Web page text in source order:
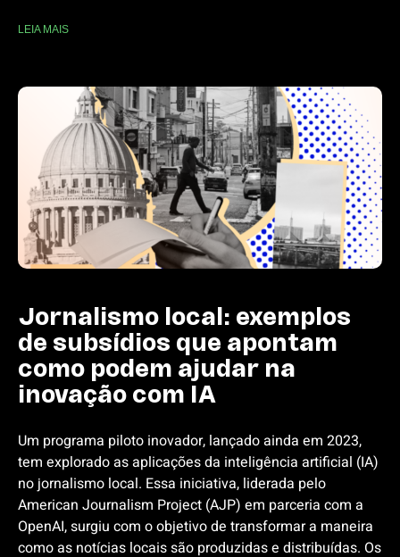
LEIA MAIS
Jornalismo local: exemplos
de subsídios que apontam
como podem ajudar na
inovação com IA
Um programa piloto inovador, lançado ainda em 2023,
tem explorado as aplicações da inteligência artificial (IA)
no jornalismo local. Essa iniciativa, liderada pelo
American Journalism Project (AJP) em parceria com a
OpenAI, surgiu com o objetivo de transformar a maneira
como as notícias locais são produzidas e distribuídas. Os